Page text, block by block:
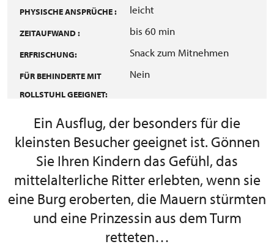
PHYSISCHE ANSPRÜCHE : leicht
ZEITAUFWAND : bis 60 min
ERFRISCHUNG: Snack zum Mitnehmen
FÜR BEHINDERTE MIT
ROLLSTUHL GEEIGNET:
Nein
Ein Ausflug, der besonders für die
kleinsten Besucher geeignet ist. Gönnen
Sie Ihren Kindern das Gefühl, das
mittelalterliche Ritter erlebten, wenn sie
eine Burg eroberten, die Mauern stürmten
und eine Prinzessin aus dem Turm
retteten…